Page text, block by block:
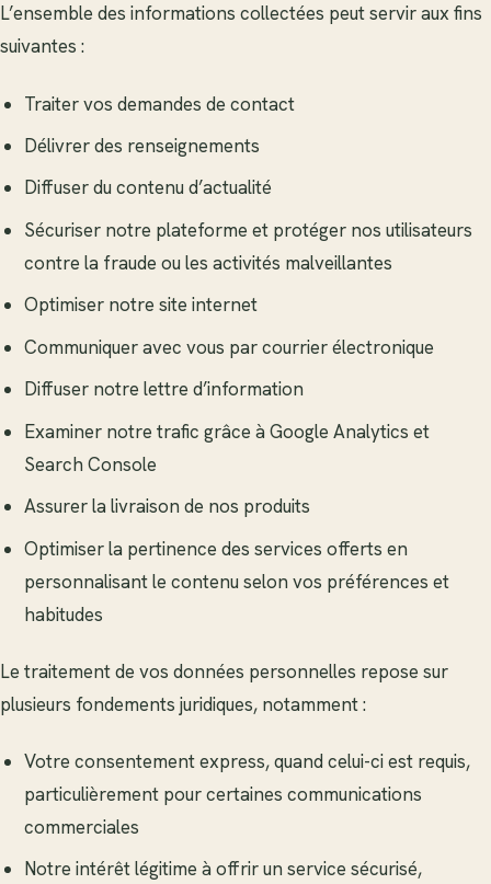
L’ensemble des informations collectées peut servir aux fins
suivantes :
Traiter vos demandes de contact
Délivrer des renseignements
Diffuser du contenu d’actualité
Sécuriser notre plateforme et protéger nos utilisateurs
contre la fraude ou les activités malveillantes
Optimiser notre site internet
Communiquer avec vous par courrier électronique
Diffuser notre lettre d’information
Examiner notre trafic grâce à Google Analytics et
Search Console
Assurer la livraison de nos produits
Optimiser la pertinence des services offerts en
personnalisant le contenu selon vos préférences et
habitudes
Le traitement de vos données personnelles repose sur
plusieurs fondements juridiques, notamment :
Votre consentement express, quand celui-ci est requis,
particulièrement pour certaines communications
commerciales
Notre intérêt légitime à offrir un service sécurisé,